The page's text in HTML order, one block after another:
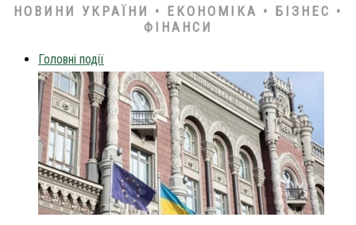
НОВИНИ УКРАЇНИ • ЕКОНОМІКА • БІЗНЕС •
ФІНАНСИ
Головні події